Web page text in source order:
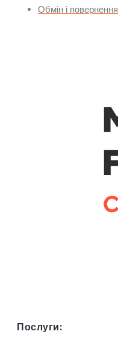
Обмін і повернення
Послуги: